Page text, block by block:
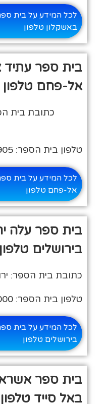
לכל המידע על בית
באשקלון טלפון
בית ספר עתיד
אל-פחם טלפון
כתובת בית
טלפון בית הספר: 04-6110905
לכל המידע על בית
אל-פחם טלפון
בית ספר עלה
בירושלים טלפון
כתובת בית הספר:
טלפון בית הספר: 02-5011000
לכל המידע על בית ספר
בירושלים טלפון
בית ספר
באל סייד טלפון